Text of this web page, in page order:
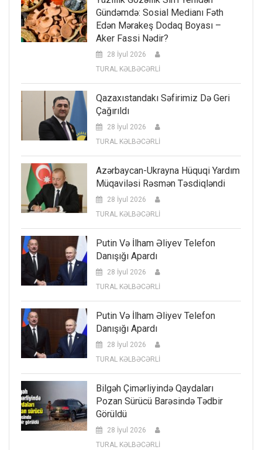
Gündəmdə: Sosial Medianı Fəth
Edən Mərakeş Dodaq Boyası –
Aker Fassi Nədir?
28 İyul 2026
TURAL KƏLBƏCƏRLİ
Qazaxıstandakı Səfirimiz Də Geri
Çağırıldı
28 İyul 2026
TURAL KƏLBƏCƏRLİ
Azərbaycan-Ukrayna Hüquqi Yardım
Müqaviləsi Rəsmən Təsdiqləndi
28 İyul 2026
TURAL KƏLBƏCƏRLİ
Putin Və İlham Əliyev Telefon
Danışığı Apardı
28 İyul 2026
TURAL KƏLBƏCƏRLİ
Putin Və İlham Əliyev Telefon
Danışığı Apardı
28 İyul 2026
TURAL KƏLBƏCƏRLİ
Bilgəh Çimərliyində Qaydaları
Pozan Sürücü Barəsində Tədbir
Görüldü
28 İyul 2026
TURAL KƏLBƏCƏRLİ